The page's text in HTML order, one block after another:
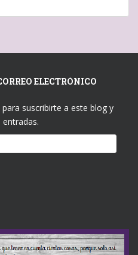
ELECTRÓNICO
suscribirte a este blog y